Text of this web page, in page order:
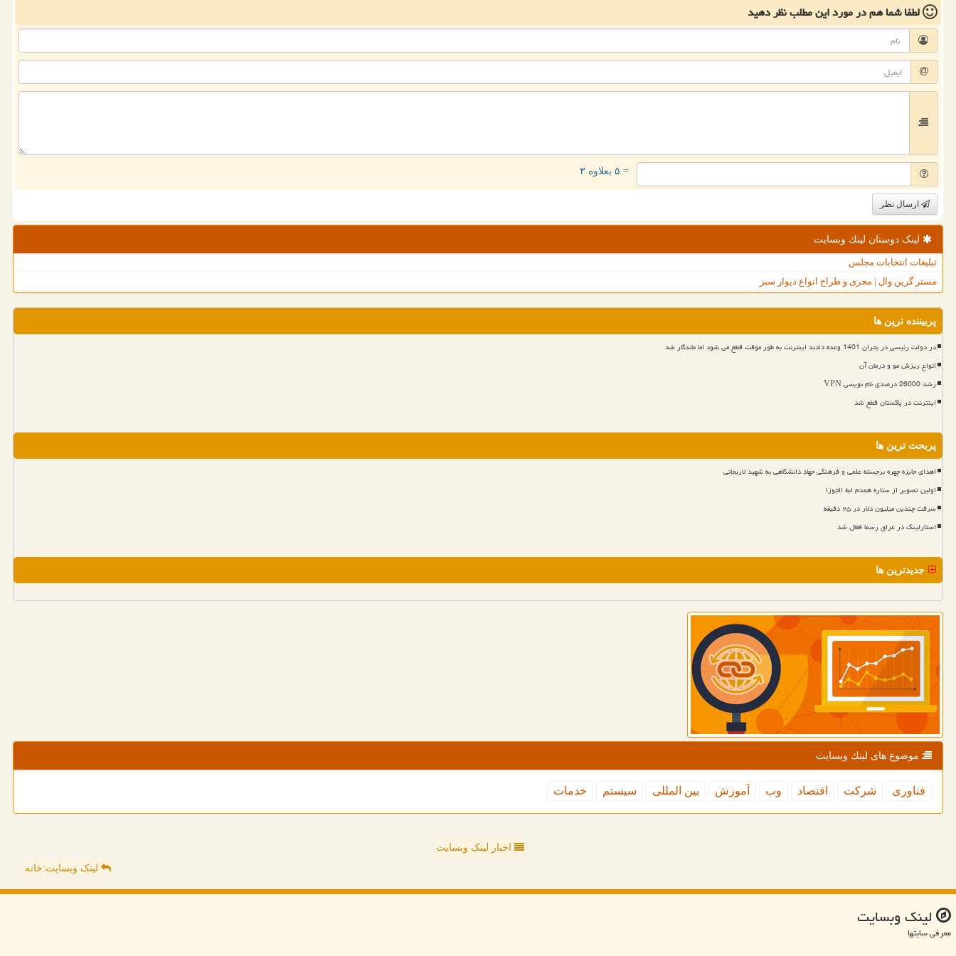
لطفا شما همدر مورد این مطلبنظر دهید
= ۵ بعلاوه ۳
ارسال نظر
لینک دوستان لینك وبسایت
تبلیغات انتخابات مجلس
مستر گرین وال | مجری و طراح انواع دیوار سبز
پربیننده ترین ها
در دولت رئیسی در بحران 1401 وعده دادند اینترنت به طور موقت قطع می شود اما ماندگار شد
انواع ریزش مو و درمان آن
رشد 26000 درصدی نام نویسی VPN
اینترنت در پاکستان قطع شد
پربحث ترین ها
اهدای جایزه چهره برجسته علمی و فرهنگی جهاد دانشگاهی به شهید لاریجانی
اولین تصویر از ستاره همدم ابط الجوزا
سرقت چندین میلیون دلار در ۲۵ دقیقه
استارلینک در عراق رسما فعال شد
جدیدترین ها
موضوع های لینك وبسایت
فناوری شركت اقتصاد وب آموزش بین المللی سیستم خدمات
اخبار لینک وبسایت
لینک وبسایت:خانه
لینك وبسایت
معرفی سایتها